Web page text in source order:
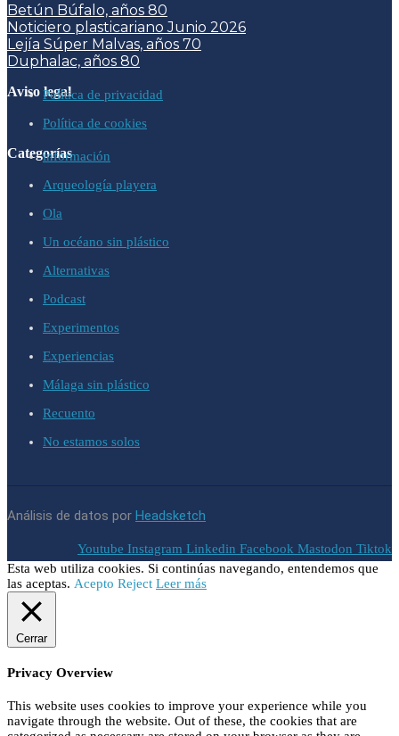
Betún Búfalo, años 80
Noticiero plasticariano Junio 2026
Lejía Súper Malvas, años 70
Duphalac, años 80
Aviso legalPolítica de privacidad
Política de cookies
Categoríasinformación
Arqueología playera
Ola
Un océano sin plástico
Alternativas
Podcast
Experimentos
Experiencias
Málaga sin plástico
Recuento
No estamos solos
Análisis de datos por Headsketch
Youtube Instagram Linkedin Facebook Mastodon Tiktok
Esta web utiliza cookies. Si continúas navegando, entendemos que
las aceptas. Acepto Reject Leer más
Cerrar
Privacy Overview
This website uses cookies to improve your experience while you
navigate through the website. Out of these, the cookies that are